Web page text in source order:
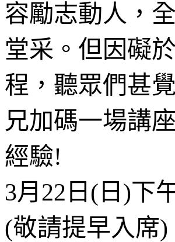
容勵志動人，
堂采。但因礙
程，聽眾們甚
兄加碼一場講
經驗!
3月22日(日)下
(敬請提早入席)